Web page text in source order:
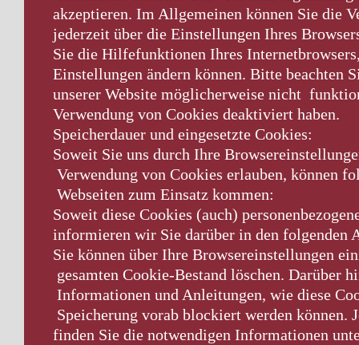
akzeptieren. Im Allgemeinen können Sie die
jederzeit über die Einstellungen Ihres
Sie die Hilfefunktionen Ihres
Einstellungen ändern können. Bitte beachten
unserer Website möglicherweise nicht
Verwendung von Cookies deaktiviert haben.
Speicherdauer und eingesetzte Cookies:
Soweit Sie uns durch Ihre
Verwendung von Cookies erlauben, können
Webseiten zum Einsatz kommen:
Soweit diese Cookies (auch)
informieren wir Sie darüber in den folgenden
Sie können über Ihre Browsereinstellungen
gesamten Cookie-Bestand löschen. Darüber
Informationen und Anleitungen, wie diese
Speicherung vorab blockiert werden können.
finden Sie die notwendigen Informationen